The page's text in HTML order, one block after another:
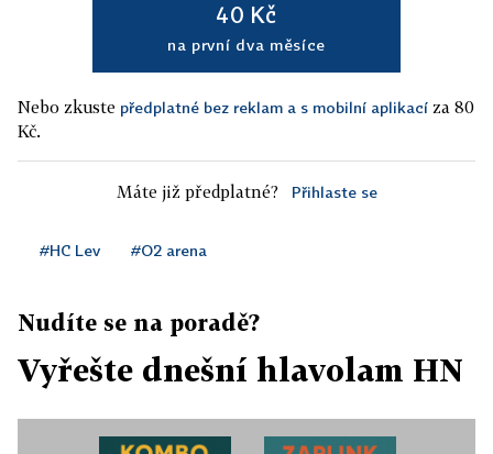
40 Kč
na první dva měsíce
Nebo zkuste předplatné bez reklam a s mobilní aplikací za 80
Kč.
Máte již předplatné? Přihlaste se
#HC Lev #O2 arena
Nudíte se na poradě?
Vyřešte dnešní hlavolam HN